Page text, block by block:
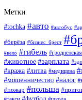
Метки
#tochka #авто #автобус
#берёза #бизнес_брест
#вело #гибель
#животное #зарплата
#кража #литва #медицина
#мошенничество #налог
#пожар #польша